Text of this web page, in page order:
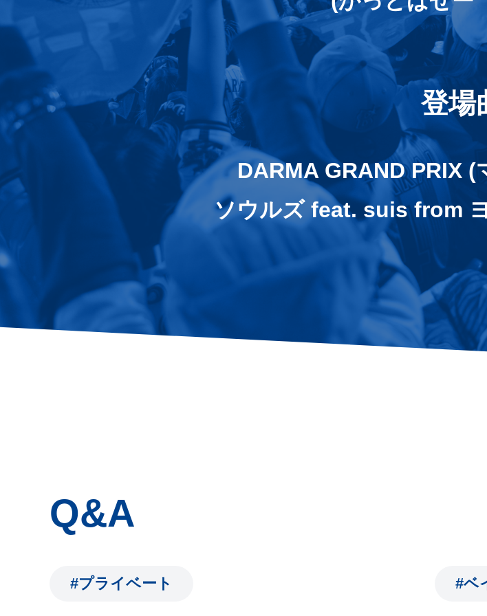
登場
DARMA GRAND PRIX (
ソウルズ feat. suis from
Q&A
#プライベート #ベ